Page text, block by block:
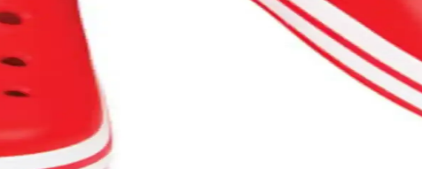
tamamlar. Hemen keşfedin ve farkı yaşayın! Synopsıs: Crocs yüksek
Yakalayın
ve konforu bir araya getiriyor. Günlük kullanıma uygun, şık ve rahat
Şık Bir Seçenek
kampanyalar ve trendler hakkında bilmeniz gerekenler burada.